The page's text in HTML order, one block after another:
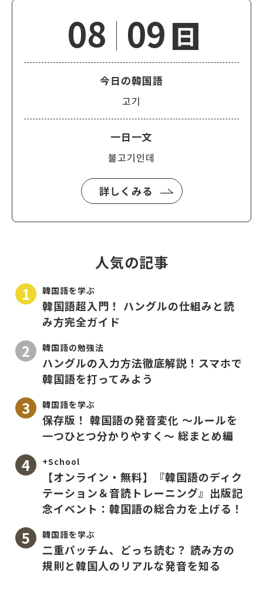
08 09 日
今日の韓国語
고기
一日一文
불고기인데
詳しくみる
人気の記事
韓国語を学ぶ
韓国語超入門！ ハングルの仕組みと読
み方完全ガイド
韓国語の勉強法
ハングルの入力方法徹底解説！スマホで
韓国語を打ってみよう
韓国語を学ぶ
保存版！ 韓国語の発音変化 〜ルールを
一つひとつ分かりやすく〜 総まとめ編
+School
【オンライン・無料】『韓国語のディク
テーション＆音読トレーニング』出版記
念イベント：韓国語の総合力を上げる！
韓国語を学ぶ
二重パッチム、どっち読む？ 読み方の
規則と韓国人のリアルな発音を知る